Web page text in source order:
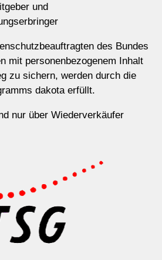
und
des Bundes
mit personenbezogenem Inhalt
zu sichern, werden durch die
dakota erfüllt.
nur über Wiederverkäufer